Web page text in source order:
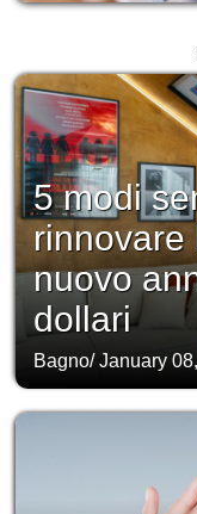
5 modi
rinnovare
nuovo
dollari
Bagno/January